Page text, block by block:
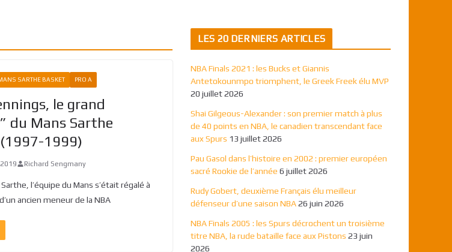
SARTHE BASKET PRO A
le grand
du Mans Sarthe
1999)
Richard Sengmany
l’équipe du Mans s’était régalé à
ancien meneur de la NBA
LES 20 DERNIERS ARTICLES
NBA Finals 2021 : les Bucks et Giannis
Antetokounmpo triomphent, le Greek Freek élu MVP
20 juillet 2026
Shai Gilgeous-Alexander : son premier match à plus
de 40 points en NBA, le canadien transcendant face
aux Spurs 13 juillet 2026
Pau Gasol dans l’histoire en 2002 : premier européen
sacré Rookie de l’année 6 juillet 2026
Rudy Gobert, deuxième Français élu meilleur
défenseur d’une saison NBA26 juin 2026
NBA Finals 2005 : les Spurs décrochent un troisième
titre NBA, la rude bataille face aux Pistons 23 juin
2026